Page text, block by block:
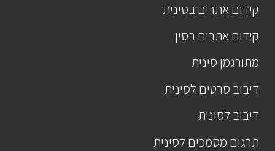
קידום אתרים בסינית
קידום אתרים בסין
מתורגמן סינית
דיבוב סרטים לסינית
דיבוב לסינית
תרגום מסמכים לסינית